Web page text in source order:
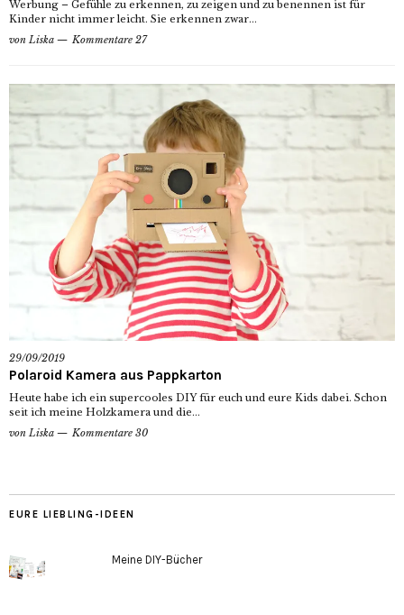
Werbung – Gefühle zu erkennen, zu zeigen und zu benennen ist für
Kinder nicht immer leicht. Sie erkennen zwar...
von Liska Kommentare 27
29/09/2019
Polaroid Kamera aus Pappkarton
Heute habe ich ein supercooles DIY für euch und eure Kids dabei. Schon
seit ich meine Holzkamera und die...
von Liska Kommentare 30
EURE LIEBLING-IDEEN
Meine DIY-Bücher